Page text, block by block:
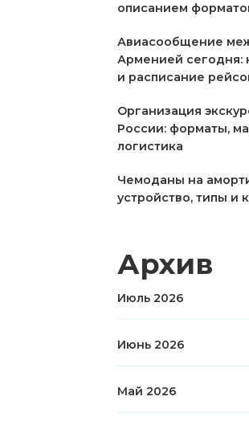
описанием
Авиасообщение
Арменией сегодня:
и расписание
Организация
России: форматы,
логистика
Чемоданы на
устройство, типы и
Архив
Июль 2026
Июнь 2026
Май 2026